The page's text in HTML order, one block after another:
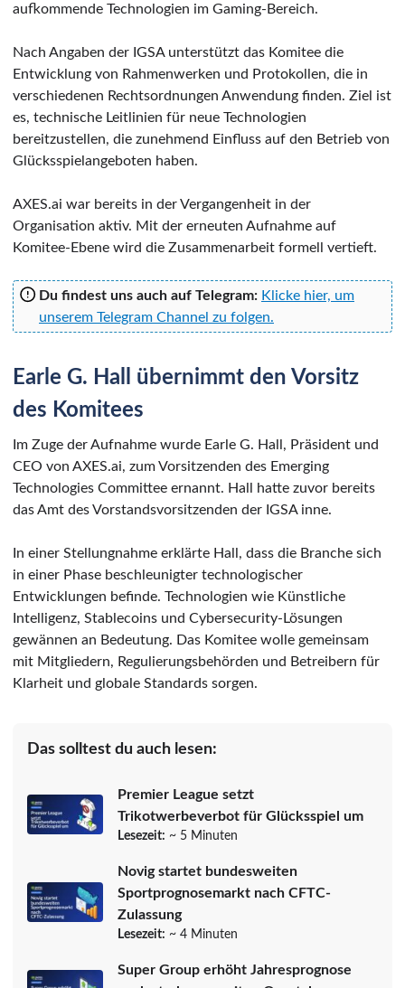
aufkommende Technologien im Gaming-Bereich.
Nach Angaben der IGSA unterstützt das Komitee die
Entwicklung von Rahmenwerken und Protokollen, die in
verschiedenen Rechtsordnungen Anwendung finden. Ziel ist
es, technische Leitlinien für neue Technologien
bereitzustellen, die zunehmend Einfluss auf den Betrieb von
Glücksspielangeboten haben.
AXES.ai war bereits in der Vergangenheit in der
Organisation aktiv. Mit der erneuten Aufnahme auf
Komitee-Ebene wird die Zusammenarbeit formell vertieft.
Du findest uns auch auf Telegram: Klicke hier, um
unserem Telegram Channel zu folgen.
Earle G. Hall übernimmt den Vorsitz
des Komitees
Im Zuge der Aufnahme wurde Earle G. Hall, Präsident und
CEO von AXES.ai, zum Vorsitzenden des Emerging
Technologies Committee ernannt. Hall hatte zuvor bereits
das Amt des Vorstandsvorsitzenden der IGSA inne.
In einer Stellungnahme erklärte Hall, dass die Branche sich
in einer Phase beschleunigter technologischer
Entwicklungen befinde. Technologien wie Künstliche
Intelligenz, Stablecoins und Cybersecurity-Lösungen
gewännen an Bedeutung. Das Komitee wolle gemeinsam
mit Mitgliedern, Regulierungsbehörden und Betreibern für
Klarheit und globale Standards sorgen.
Das solltest du auch lesen:
Premier League setzt
Trikotwerbeverbot für Glücksspiel um
Lesezeit: ~ 5 Minuten
Novig startet bundesweiten
Sportprognosemarkt nach CFTC-
Zulassung
Lesezeit: ~ 4 Minuten
Super Group erhöht Jahresprognose